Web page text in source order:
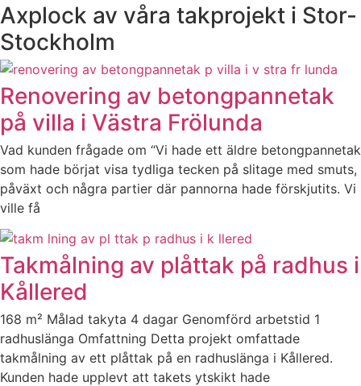
Axplock av våra takprojekt i Stor-
Stockholm
Renovering av betongpannetak
på villa i Västra Frölunda
Vad kunden frågade om “Vi hade ett äldre betongpannetak
som hade börjat visa tydliga tecken på slitage med smuts,
påväxt och några partier där pannorna hade förskjutits. Vi
ville få
Takmålning av plåttak på radhus i
Kållered
168 m² Målad takyta 4 dagar Genomförd arbetstid 1
radhuslänga Omfattning Detta projekt omfattade
takmålning av ett plåttak på en radhuslänga i Kållered.
Kunden hade upplevt att takets ytskikt hade